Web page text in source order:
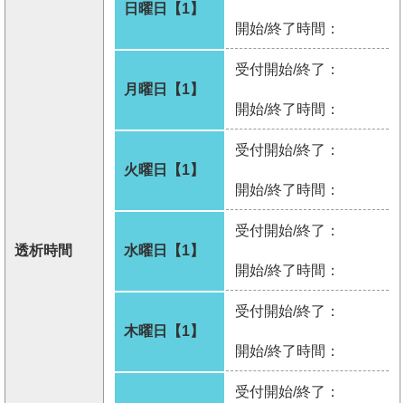
透析時間
日曜日【1】
開始/終了時間：
月曜日【1】
受付開始/終了：
開始/終了時間：
火曜日【1】
受付開始/終了：
開始/終了時間：
水曜日【1】
受付開始/終了：
開始/終了時間：
木曜日【1】
受付開始/終了：
開始/終了時間：
受付開始/終了：